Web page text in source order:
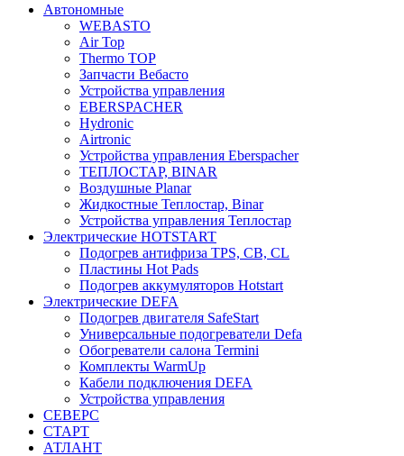
Автономные
WEBASTO
Air Top
Thermo TOP
Запчасти Вебасто
Устройства управления
EBERSPACHER
Hydronic
Airtronic
Устройства управления Eberspacher
ТЕПЛОСТАР, BINAR
Воздушные Planar
Жидкостные Теплостар, Binar
Устройства управления Теплостар
Электрические HOTSTART
Подогрев антифриза TPS, CB, CL
Пластины Hot Pads
Подогрев аккумуляторов Hotstart
Электрические DEFA
Подогрев двигателя SafeStart
Универсальные подогреватели Defa
Обогреватели салона Termini
Комплекты WarmUp
Кабели подключения DEFA
Устройства управления
СЕВЕРС
СТАРТ
АТЛАНТ